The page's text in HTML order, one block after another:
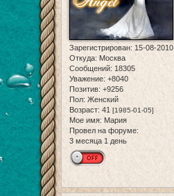
Зарегистрирован: 15-08-2010
Откуда: Москва
Сообщений: 18305
Уважение: +8040
Позитив: +9256
Пол: Женский
Возраст: 41 [1985-01-05]
Мое имя: Мария
Провел на форуме:
3 месяца 1 день